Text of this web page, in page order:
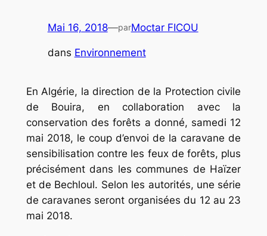
Mai 16, 2018—parMoctar FICOU
dans Environnement
En Algérie, la direction de la Protection civile
de Bouira, en collaboration avec la
conservation des forêts a donné, samedi 12
mai 2018, le coup d’envoi de la caravane de
sensibilisation contre les feux de forêts, plus
précisément dans les communes de Haïzer
et de Bechloul. Selon les autorités, une série
de caravanes seront organisées du 12 au 23
mai 2018.